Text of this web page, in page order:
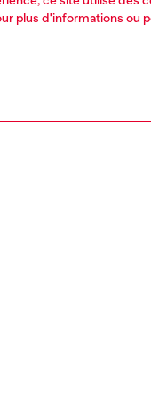
plus d'informations ou